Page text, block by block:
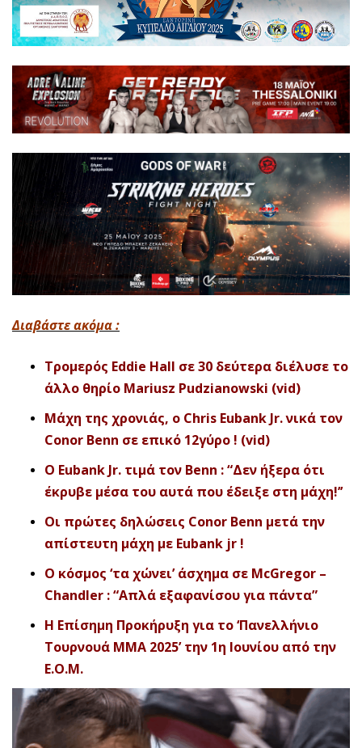
Διαβάστε ακόμα :
Τρομερός Eddie Hall σε 30 δεύτερα διέλυσε το
άλλο θηρίο Mariusz Pudzianowski (vid)
Μάχη της χρονιάς, o Chris Eubank Jr. νικά τον
Conor Benn σε επικό 12γύρο ! (vid)
O Eubank Jr. τιμά τον Benn : “Δεν ήξερα ότι
έκρυβε μέσα του αυτά που έδειξε στη μάχη!’’
Οι πρώτες δηλώσεις Conor Benn μετά την
απίστευτη μάχη με Eubank jr !
Ο κόσμος ‘τα χώνει’ άσχημα σε McGregor –
Chandler : “Απλά εξαφανίσου για πάντα”
H Επίσημη Προκήρυξη για το ‘Πανελλήνιο
Τουρνουά ΜΜΑ 2025’ την 1η Ιουνίου από την
Ε.Ο.Μ.